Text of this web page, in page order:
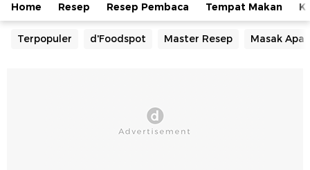
Home Resep Resep Pembaca Tempat Makan
Terpopuler d'Foodspot Master Resep Masak Apa